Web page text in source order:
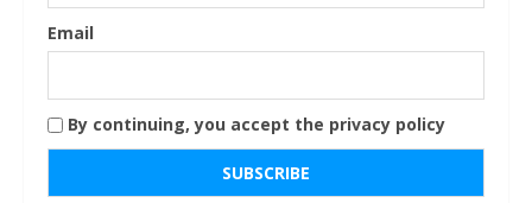
Email
By continuing, you accept the privacy policy